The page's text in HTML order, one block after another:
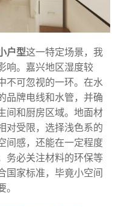
户型这一特定场景，我
响。嘉兴地区湿度较
不可忽视的一环。在水
品牌电线和水管，并确
间和厨房区域。地面材
对受限，选择浅色系的
间感，还能在一定程度
务必关注材料的环保等
国家标准，毕竟小空间
。